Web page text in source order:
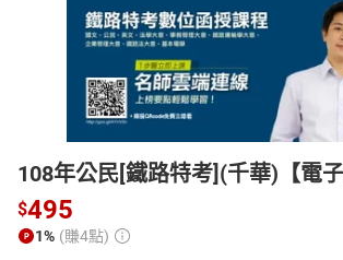
108年公民[鐵路特考](千華)【電子
$495
1% (賺4點)